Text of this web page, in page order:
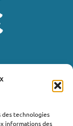
technologies
informations des